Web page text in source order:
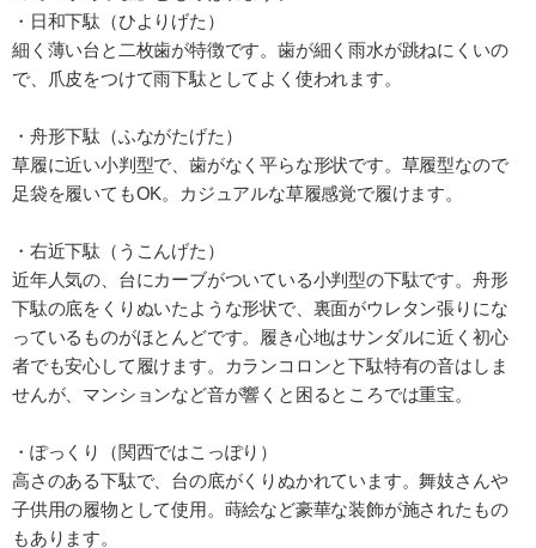
・日和下駄（ひよりげた）
細く薄い台と二枚歯が特徴です。歯が細く雨水が跳ねにくいの
で、爪皮をつけて雨下駄としてよく使われます。
・舟形下駄（ふながたげた）
草履に近い小判型で、歯がなく平らな形状です。草履型なので
足袋を履いてもOK。カジュアルな草履感覚で履けます。
・右近下駄（うこんげた）
近年人気の、台にカーブがついている小判型の下駄です。舟形
下駄の底をくりぬいたような形状で、裏面がウレタン張りにな
っているものがほとんどです。履き心地はサンダルに近く初心
者でも安心して履けます。カランコロンと下駄特有の音はしま
せんが、マンションなど音が響くと困るところでは重宝。
・ぽっくり（関西ではこっぽり）
高さのある下駄で、台の底がくりぬかれています。舞妓さんや
子供用の履物として使用。蒔絵など豪華な装飾が施されたもの
もあります。